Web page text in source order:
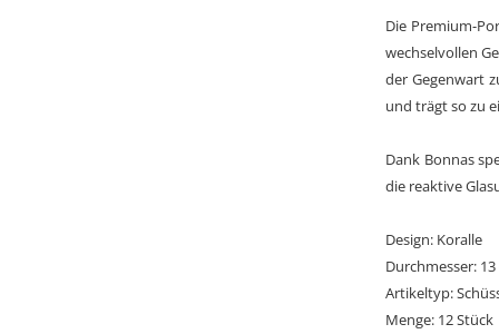
Die Premium-
wechselvollen
der Gegenwart
und trägt so zu
Dank Bonnas
die reaktive
Design: Koralle
Durchmesser: 13
Artikeltyp:
Menge: 12 Stück